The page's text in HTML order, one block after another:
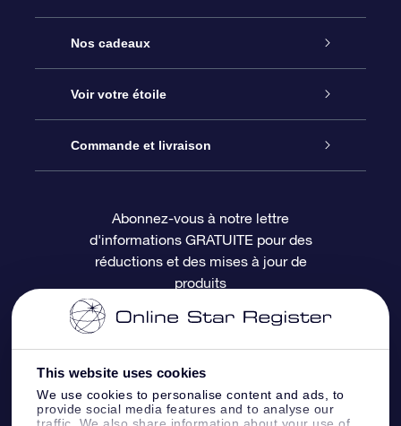
This website uses cookies
We use cookies to personalise content and ads, to
provide social media features and to analyse our
traffic. We also share information about your use of
Service
À propos de l’OSR
Nous contacter
Questions fréquemment posées
Revues
Nos cadeaux
Cadeau d’étoile en ligne
Coffret cadeau OSR
Carte cadeau OSR
Voir votre étoile
Registre des étoiles
Page d’accueil personnalisée
Appli Voler vers les étoiles
Commande et livraison
Informations de paiement
Informations d’expédition
Politique de retour
Constellations
Abonnez-vous à notre lettre
d'informations GRATUITE pour des
réductions et des mises à jour de
produits